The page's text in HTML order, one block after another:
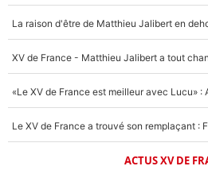
ACTUS XV DE